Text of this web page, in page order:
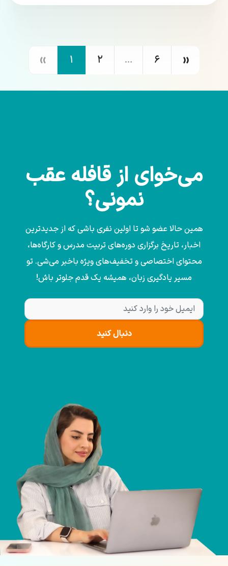
‹‹ ۱ ۲ … ۶ ››
می‌خوای از قافله عقب
نمونی؟
همین حالا عضو شو تا اولین نفری باشی که از جدیدترین
اخبار، تاریخ برگزاری دوره‌های تربیت مدرس و کارگاه‌ها،
محتوای اختصاصی و تخفیف‌های ویژه باخبر می‌شی. تو
مسیر یادگیری زبان، همیشه یک قدم جلوتر باش!
دنبال کنید